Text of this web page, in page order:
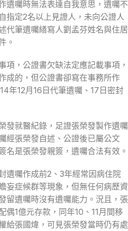
遺囑時無法表達自我意思，遺囑不
指定2名以上見證人，未向公證人
代筆遺囑繕寫人劉孟芬姓名與住居
。
項，公證書欠缺法定應記載事項，
成的，但公證書卻寫在事務所作
年12月16日代筆遺囑、17日密封
發就醫紀錄，足證張榮發製作遺囑
經張榮發自述、公證後已屬公文
名是張榮發親簽，遺囑合法有效。
遺囑作成前2、3年經常因病住院
妄症候群等現象，但無任何病歷資
留遺囑時沒有遺囑能力。況且，張
偶1億元存款，同年10、11月間移
給張國煒，可見張榮發當時仍有處